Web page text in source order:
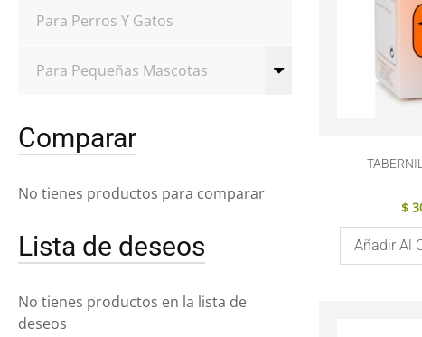
Para Perros Y Gatos
Para Pequeñas Mascotas
Comparar
No tienes productos para comparar
Lista de deseos
No tienes productos en la lista de
deseos
$
Añadir Al